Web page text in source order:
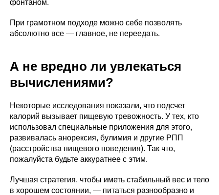
фонтаном.
При грамотном подходе можно себе позволять
абсолютно все — главное, не переедать.
А не вредно ли увлекаться
вычислениями?
Некоторые исследования показали, что подсчет
калорий вызывает пищевую тревожность. У тех, кто
использовал специальные приложения для этого,
развивалась анорексия, булимия и другие РПП
(расстройства пищевого поведения). Так что,
пожалуйста будьте аккуратнее с этим.
Лучшая стратегия, чтобы иметь стабильный вес и тело
в хорошем состоянии, — питаться разнообразно и